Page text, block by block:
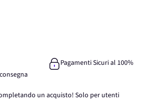
Pagamenti Sicuri al 100%
un acquisto! Solo per utenti